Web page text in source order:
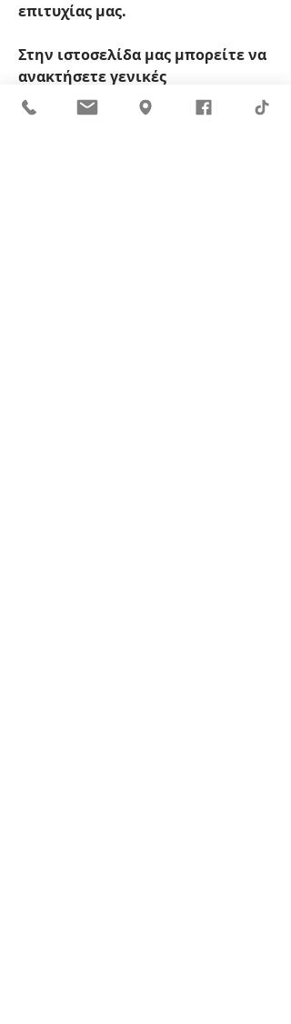
επιτυχίας μας.​
Στην ιστοσελίδα μας μπορείτε να
ανακτήσετε γενικές
πληροφορίες που αφορούν στη
φοίτησή σας σε κάθε μία από τις